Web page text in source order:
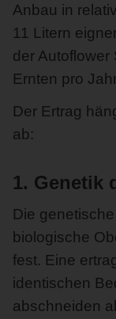
Anbau in
11 Litern
der
Ernten pro
Der Ertrag
ab:
1. Genetik
Die
biologische
fest. Eine
identischen
abschneiden